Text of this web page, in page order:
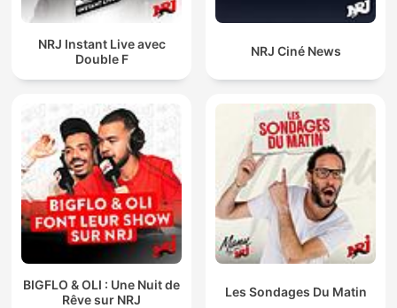
NRJ Instant Live avec
Double F
NRJ Ciné News
BIGFLO & OLI : Une Nuit de
Rêve sur NRJ
Les Sondages Du Matin